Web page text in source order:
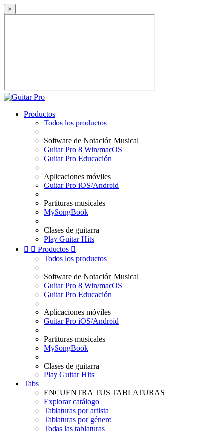
×
Productos
Todos los productos
Software de Notación Musical
Guitar Pro 8 Win/macOS
Guitar Pro Educación
Aplicaciones móviles
Guitar Pro iOS/Android
Partituras musicales
MySongBook
Clases de guitarra
Play Guitar Hits
  Productos 
Todos los productos
Software de Notación Musical
Guitar Pro 8 Win/macOS
Guitar Pro Educación
Aplicaciones móviles
Guitar Pro iOS/Android
Partituras musicales
MySongBook
Clases de guitarra
Play Guitar Hits
Tabs
ENCUENTRA TUS TABLATURAS
Explorar catálogo
Tablaturas por artista
Tablaturas por género
Todas las tablaturas